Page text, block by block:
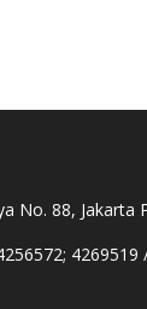
No. 88, Jakarta
4269519